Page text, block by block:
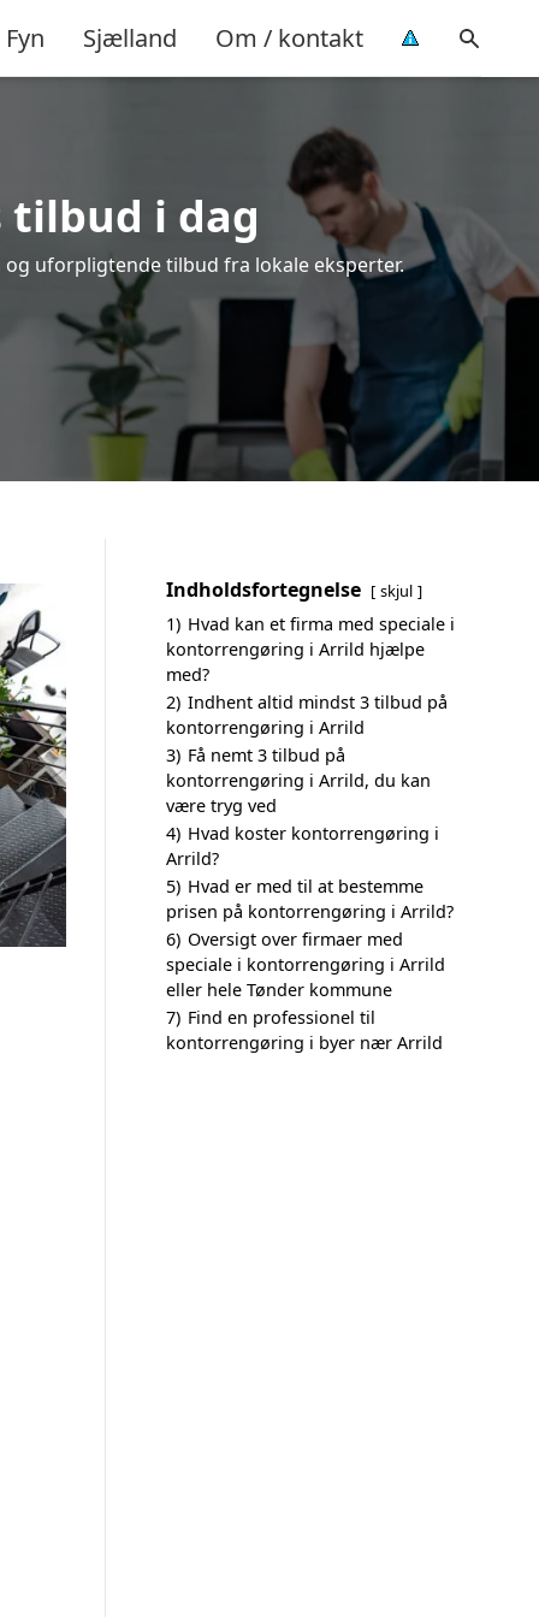
Fyn Sjælland Om / kontakt
i dag
uforpligtende tilbud fra lokale eksperter.
Indholdsfortegnelse skjul
1) Hvad kan et firma med speciale i
kontorrengøring i Arrild hjælpe
med?
2) Indhent altid mindst 3 tilbud på
kontorrengøring i Arrild
3) Få nemt 3 tilbud på
kontorrengøring i Arrild, du kan
være tryg ved
4) Hvad koster kontorrengøring i
Arrild?
5) Hvad er med til at bestemme
prisen på kontorrengøring i Arrild?
6) Oversigt over firmaer med
speciale i kontorrengøring i Arrild
eller hele Tønder kommune
7) Find en professionel til
kontorrengøring i byer nær Arrild